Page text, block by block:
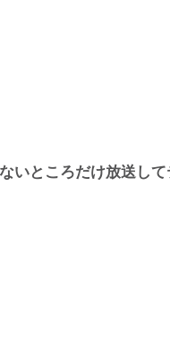
いところだけ放送し